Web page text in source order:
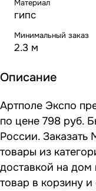
Материал
гипс
Минимальный заказ
2.3 м
Описание
Артполе Экспо
по цене 798 руб.
России. Заказать
товары из
доставкой на
товар в корзину